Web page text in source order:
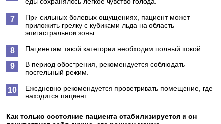
При сильных болевых ощущениях, пациент может
приложить грелку с кубиками льда на область
эпигастральной зоны.
Пациентам такой категории необходим полный покой.
В период обострения, рекомендуется соблюдать
постельный режим.
Ежедневно рекомендуется проветривать помещение, где
находится пациент.
Как только состояние пациента стабилизируется и он